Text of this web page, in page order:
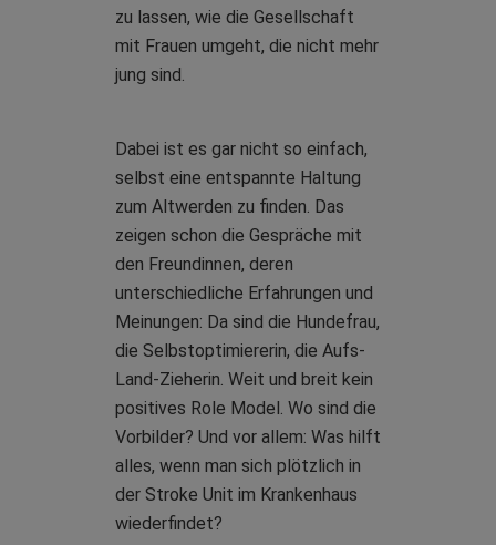
zu lassen, wie die Gesellschaft
mit Frauen umgeht, die nicht mehr
jung sind.
Dabei ist es gar nicht so einfach,
selbst eine entspannte Haltung
zum Altwerden zu finden. Das
zeigen schon die Gespräche mit
den Freundinnen, deren
unterschiedliche Erfahrungen und
Meinungen: Da sind die Hundefrau,
die Selbstoptimiererin, die Aufs-
Land-Zieherin. Weit und breit kein
positives Role Model. Wo sind die
Vorbilder? Und vor allem: Was hilft
alles, wenn man sich plötzlich in
der Stroke Unit im Krankenhaus
wiederfindet?